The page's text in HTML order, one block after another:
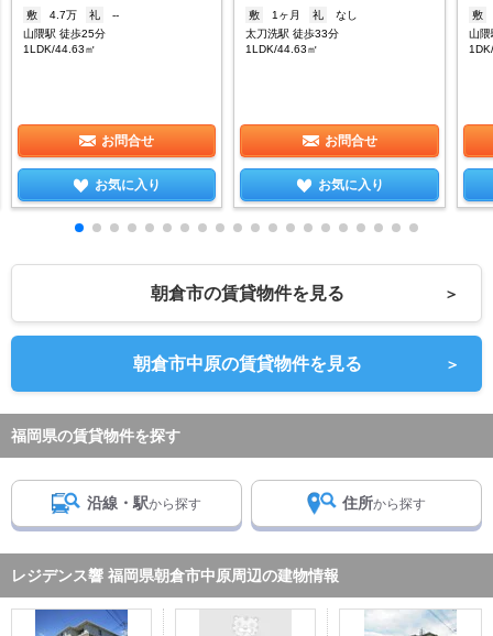
敷 4.7万 礼
--
山隈駅 徒歩25分
1LDK/44.63㎡
お問合せ
お気に入り
敷 1ヶ月 礼
なし
太刀洗駅 徒歩33分
1LDK/44.63㎡
お問合せ
お気に入り
敷
山
朝倉市の賃貸物件を見る ＞
朝倉市中原の賃貸物件を見る ＞
福岡県の賃貸物件を探す
沿線・駅から探す 住所から探す
レジデンス響 福岡県朝倉市中原周辺の建物情報